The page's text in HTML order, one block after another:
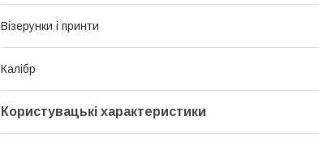
Візерунки і принти
Калібр
Користувацькі характеристики